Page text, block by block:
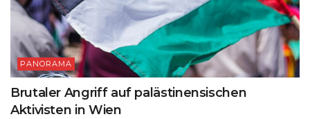
PANORAMA
Brutaler Angriff auf palästinensischen
Aktivisten in Wien